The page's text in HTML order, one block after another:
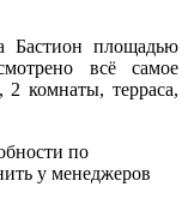
Бастион площадью
всё самое
2 комнаты, терраса,
по
у менеджеров